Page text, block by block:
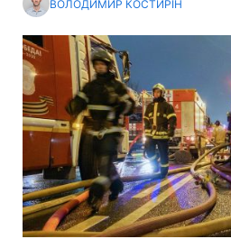
ВОЛОДИМИР КОСТИРІН